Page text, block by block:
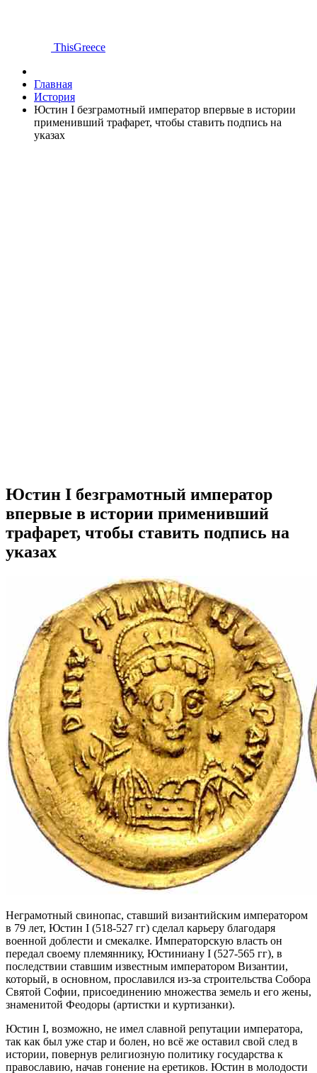
ThisGreece
Главная
История
Юстин I безграмотный император впервые в истории
применивший трафарет, чтобы ставить подпись на
указах
Юстин I безграмотный император
впервые в истории применивший
трафарет, чтобы ставить подпись на
указах
Неграмотный свинопас, ставший византийским императором
в 79 лет, Юстин І (518-527 гг) сделал карьеру благодаря
военной доблести и смекалке. Императорскую власть он
передал своему племяннику, Юстиниану І (527-565 гг), в
последствии ставшим известным императором Византии,
который, в основном, прославился из-за строительства Собора
Святой Софии, присоединению множества земель и его жены,
знаменитой Феодоры (артистки и куртизанки).
Юстин I, возможно, не имел славной репутации императора,
так как был уже стар и болен, но всё же оставил свой след в
истории, повернув религиозную политику государства к
православию, начав гонение на еретиков. Юстин в молодости